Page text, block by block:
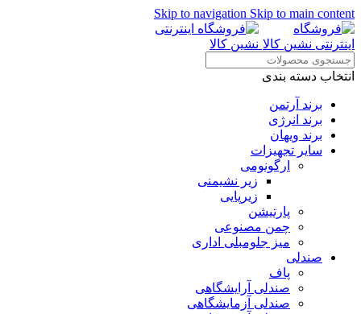
Skip to navigation Skip to main content
انتخاب دسته بندی
برند آرتمن
برند انرژی
برند ویهان
سایر تجهیزات
ارگونومی
زیر نشیمنی
زیرپایی
پارتیشن
چمن مصنوعی
میز جلومبلی اداری
صندلی
پاف
صندلی آرایشگاهی
صندلی آزمایشگاهی